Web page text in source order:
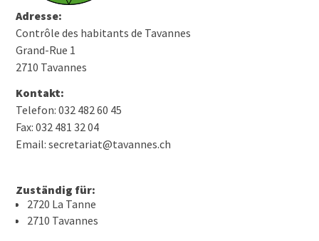
Adresse:
Contrôle des habitants de Tavannes
Grand-Rue 1
2710 Tavannes
Kontakt:
Telefon: 032 482 60 45
Fax: 032 481 32 04
Email: secretariat@tavannes.ch
Zuständig für:
2720 La Tanne
2710 Tavannes